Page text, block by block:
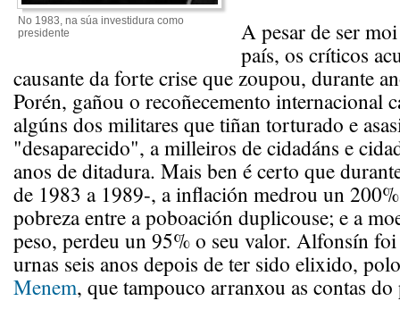
No 1983, na súa investidura como
presidente
A pesar de ser
país, os críticos
causante da forte crise que zoupou, durante
Porén, gañou o recoñecemento internacional
algúns dos militares que tiñan torturado e
"desaparecido", a milleiros de cidadáns e
anos de ditadura. Mais ben é certo que
de 1983 a 1989-, a inflación medrou un
pobreza entre a poboación duplicouse; e a
peso, perdeu un 95% o seu valor. Alfonsín
urnas seis anos depois de ter sido elixido,
Menem, que tampouco arranxou as contas do